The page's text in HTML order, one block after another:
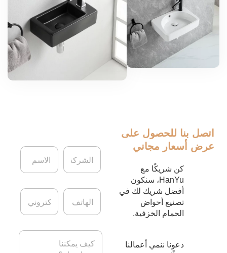
اتصل بنا للحصول على
عرض أسعار مجاني
كن شريكًا مع
HanYu، سنكون
أفضل شريك لك في
تصنيع أحواض
الحمام الخزفية.
دعونا ننمي أعمالنا
ا
ا
م
ا
ش
ك
ا
ب
ي
ا
ه
ت
ف
ا